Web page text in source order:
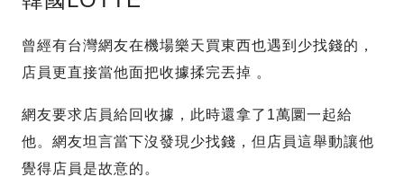
曾經有台灣網友在機場樂天買東西也遇到少找錢的，
店員更直接當他面把收據揉完丟掉 。
網友要求店員給回收據，此時還拿了1萬圜一起給
他。網友坦言當下沒發現少找錢，但店員這舉動讓他
覺得店員是故意的。